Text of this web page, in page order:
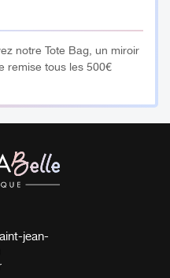
notre Tote Bag, un miroir
remise tous les 500€
jean-